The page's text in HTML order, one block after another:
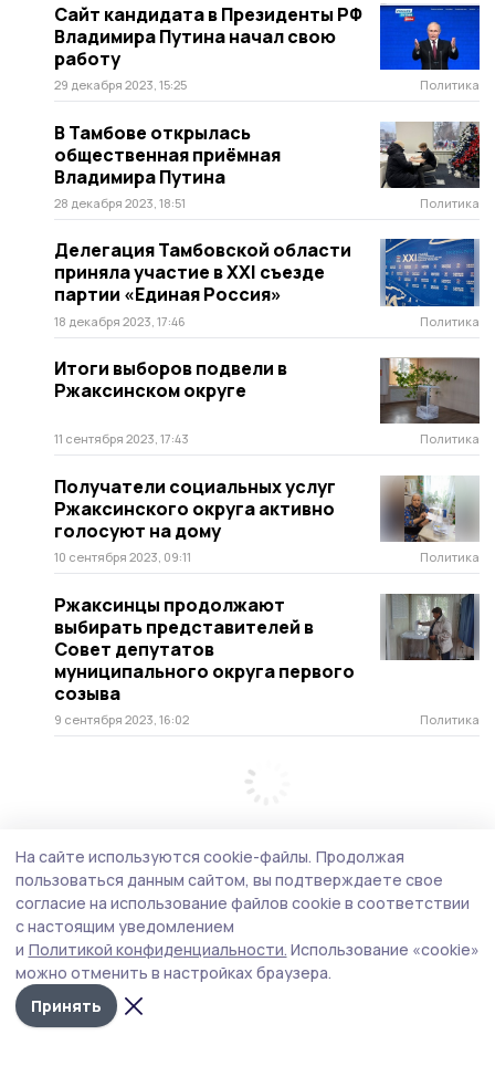
Сайт кандидата в Президенты РФ
Владимира Путина начал свою
работу
29 декабря 2023, 15:25 Политика
В Тамбове открылась
общественная приёмная
Владимира Путина
28 декабря 2023, 18:51 Политика
Делегация Тамбовской области
приняла участие в XXI съезде
партии «Единая Россия»
18 декабря 2023, 17:46 Политика
Итоги выборов подвели в
Ржаксинском округе
11 сентября 2023, 17:43 Политика
Получатели социальных услуг
Ржаксинского округа активно
голосуют на дому
10 сентября 2023, 09:11 Политика
Ржаксинцы продолжают
выбирать представителей в
Совет депутатов
муниципального округа первого
созыва
9 сентября 2023, 16:02 Политика
На сайте используются cookie-файлы. Продолжая
пользоваться данным сайтом, вы подтверждаете свое
согласие на использование файлов cookie в соответствии
с настоящим уведомлением
и Политикой конфиденциальности. Использование «cookie»
можно отменить в настройках браузера.
Принять